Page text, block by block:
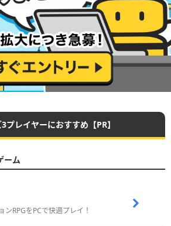
プレイヤーにおすすめ【PR】
ーム
ンRPGをPCで快適プレイ！